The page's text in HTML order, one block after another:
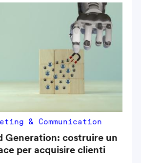
& Communication
Generation: costruire un
per acquisire clienti